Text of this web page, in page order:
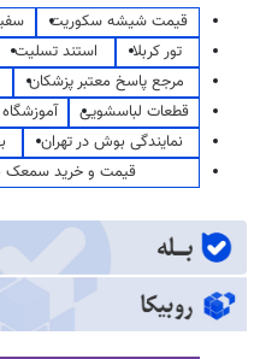
قیمت شیشه سکوریت
تور کربلا
استند تسلیت
مرجع پاسخ معتبر پزشکان
قطعات لباسشویی
نمایندگی بوش در تهران
قیمت و خرید سمعک